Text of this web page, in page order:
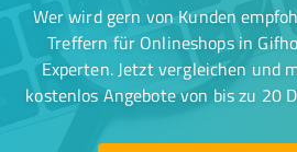
Wer wird gern von Kunden
Treffern für Onlineshops in
Experten. Jetzt vergleichen und
kostenlos Angebote von bis zu 20